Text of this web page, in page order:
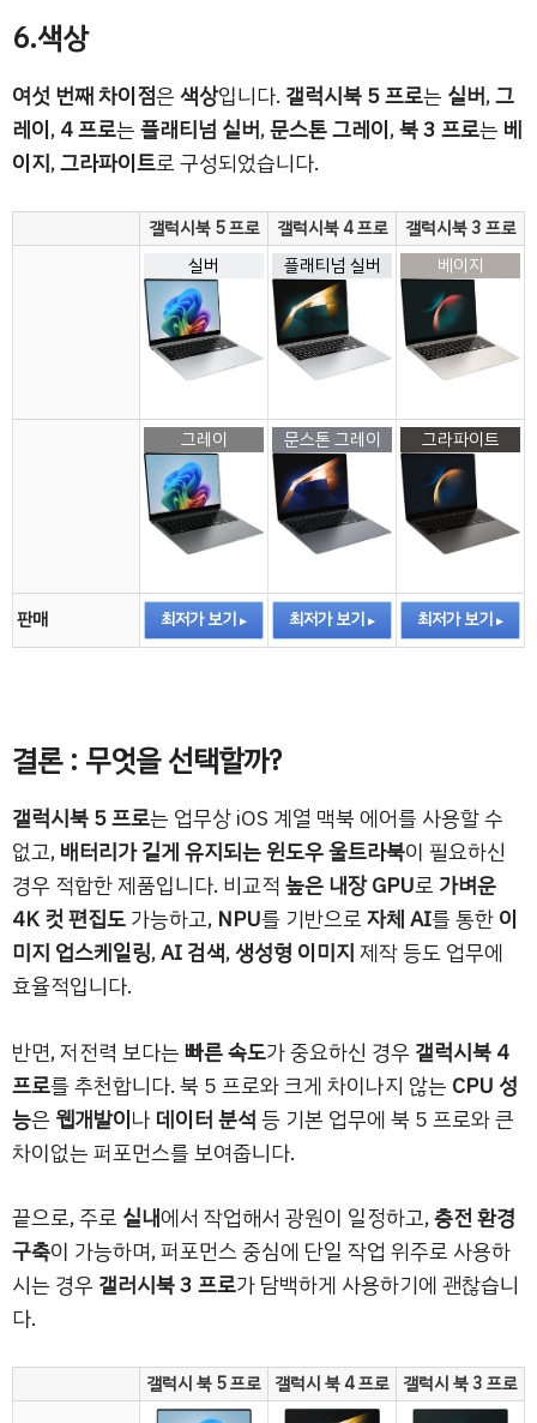
6.색상
여섯 번째 차이점은색상입니다. 갤럭시북 5 프로는 실버,그
레이,4 프로는플래티넘 실버,문스톤 그레이,북 3 프로는 베
이지,그라파이트로 구성되었습니다.
갤럭시북 5 프로 갤럭시북 4 프로
갤럭시북 3 프로
실버
플래티넘 실버 베이지
그레이 문스톤 그레이 그라파이트
판매 최저가 보기 최저가 보기 최저가 보기
결론 : 무엇을 선택할까?
갤럭시북 5 프로는 업무상 iOS 계열 맥북 에어를 사용할 수
없고,배터리가 길게 유지되는 윈도우 울트라북이 필요하신
경우 적합한 제품입니다. 비교적높은 내장 GPU로 가벼운
4K 컷 편집도가능하고, NPU를 기반으로자체 AI를 통한이
미지 업스케일링,AI 검색,생성형 이미지제작 등도 업무에
효율적입니다.
반면, 저전력 보다는빠른 속도가 중요하신 경우 갤럭시북 4
프로를 추천합니다. 북 5 프로와 크게 차이나지 않는 CPU 성
능은 웹개발이나 데이터 분석등 기본 업무에 북 5 프로와 큰
차이없는 퍼포먼스를 보여줍니다.
끝으로, 주로 실내에서 작업해서 광원이 일정하고,충전 환경
구축이 가능하며, 퍼포먼스 중심에 단일 작업 위주로 사용하
시는 경우 갤러시북 3 프로가 담백하게 사용하기에 괜찮습니
다.
갤럭시 북 5 프로 갤럭시 북 4 프로 갤럭시 북 3 프로